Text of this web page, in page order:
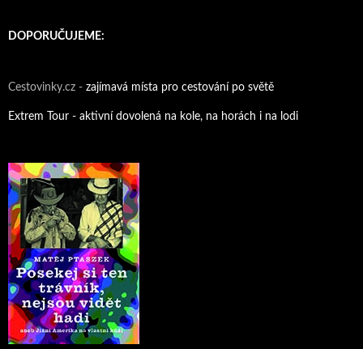
DOPORUČUJEME:
Cestovinky.cz - zajímavá místa pro cestování po světě
Extrem Tour - aktivní dovolená na kole, na horách i na lodi